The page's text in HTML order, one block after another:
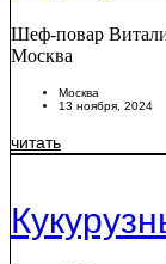
Шеф-повар
Москва
Москва
13 ноября, 2024
читать